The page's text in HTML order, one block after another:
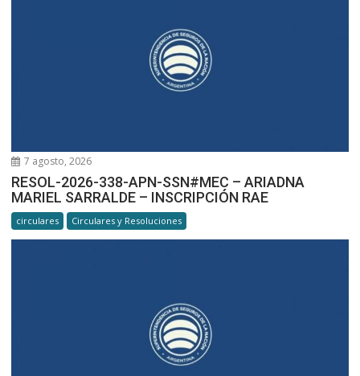
7 agosto, 2026
RESOL-2026-338-APN-SSN#MEC – ARIADNA
MARIEL SARRALDE – INSCRIPCIÓN RAE
circulares Circulares y Resoluciones